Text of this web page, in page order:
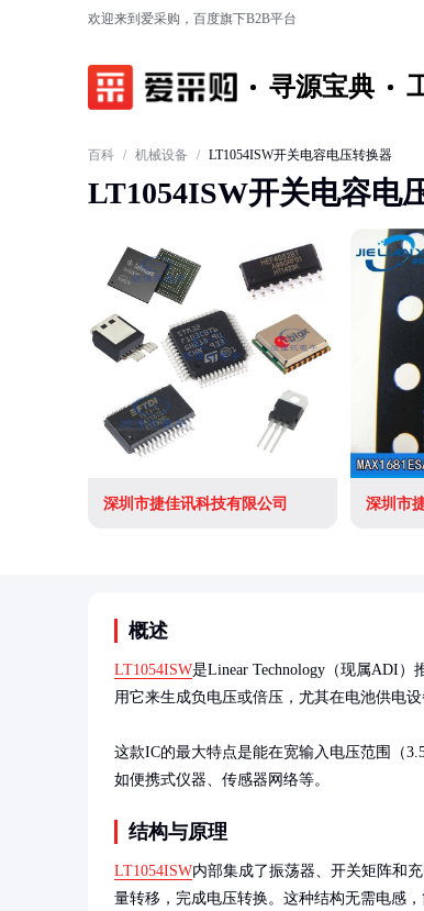
欢迎来到爱采购，百度旗下B2B平台
寻源宝典
百科 / 机械设备 / LT1054ISW开关电容电压转换器
LT1054ISW开关电容电
深圳市捷佳讯科技有限公司 深圳市
概述
LT1054ISW是Linear Technology（现属ADI
用它来生成负电压或倍压，尤其在电池供电设
这款IC的最大特点是能在宽输入电压范围（
如便携式仪器、传感器网络等。
结构与原理
LT1054ISW内部集成了振荡器、开关矩阵和
量转移，完成电压转换。这种结构无需电感，